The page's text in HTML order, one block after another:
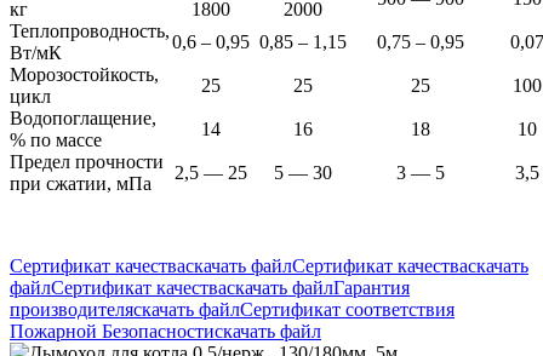
кг 1800 2000
Теплопроводность,
Вт/мК
0,6 – 0,95 0,85 – 1,15 0,75 – 0,95
0,07
Морозостойкость,
цикл
25 25 25
100
Водопоглащение,
% по массе
14 16 18
10
Предел прочности
при сжатии, мПа
2,5 — 25 5 — 30 3 — 5 3,5
Сертификат качестваскачать файлСертификат качестваскачать
файлСертификат качестваскачать файлГарантия
производителяскачать файлСертификат соответствия
Пожарной Безопасностискачать файл